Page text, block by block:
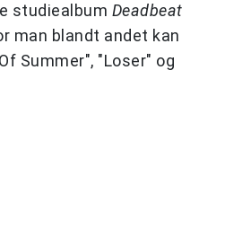
studiealbum Deadbeat
man blandt andet kan
Summer", "Loser" og